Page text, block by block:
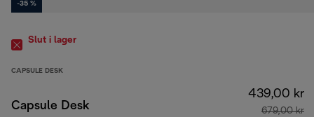
-35 %
Slut i lager
CAPSULE DESK
Capsule Desk
439,00 kr
679,00 kr